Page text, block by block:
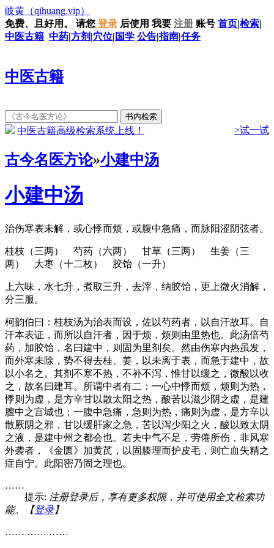
岐黄 （qihuang.vip）
免费、且好用。
请您 登录 后使用 我要 注册 账号 首页|检索|
中医古籍 中药|方剂 |穴位| 国学 公告|指南|任务
中医古籍
中医古籍高级检索系统上线！ >试一试
古今名医方论»小建中汤
小建中汤
治伤寒表未解，或心悸而烦，或腹中急痛，而脉阳涩阴弦者。
桂枝（三两） 芍药（六两） 甘草（三两） 生姜（三
两） 大枣（十二枚） 胶饴（一升）
上六味，水七升，煮取三升，去滓，纳胶饴，更上微火消解，
分三服。
柯韵伯曰：桂枝汤为治表而设，佐以芍药者，以自汗故耳。自
汗本表证，而所以自汗者，因于烦，烦则由里热也。此汤倍芍
药，加胶饴，名曰建中，则固为里剂矣。然由伤寒内热虽发，
而外寒未除，势不得去桂、姜，以未离于表，而急于建中，故
以小名之。其剂不寒不热，不补不泻，惟甘以缓之，微酸以收
之，故名曰建耳。所谓中者有二：一心中悸而烦，烦则为热，
悸则为虚，是方辛甘以散太阳之热，酸苦以滋少阴之虚，是建
膻中之宫城也；一腹中急痛，急则为热，痛则为虚，是方辛以
散厥阴之邪，甘以缓肝家之急，苦以泻少阳之火，酸以致太阴
之液，是建中州之都会也。若夫中气不足，劳倦所伤，非风寒
外袭者，《金匮》加黄芪，以固腠理而护皮毛，则亡血失精之
症自宁。此阳密乃固之理也。
……
提示: 注册登录后，享有更多权限，并可使用全文检索功
能。【登录】
…… …… ……